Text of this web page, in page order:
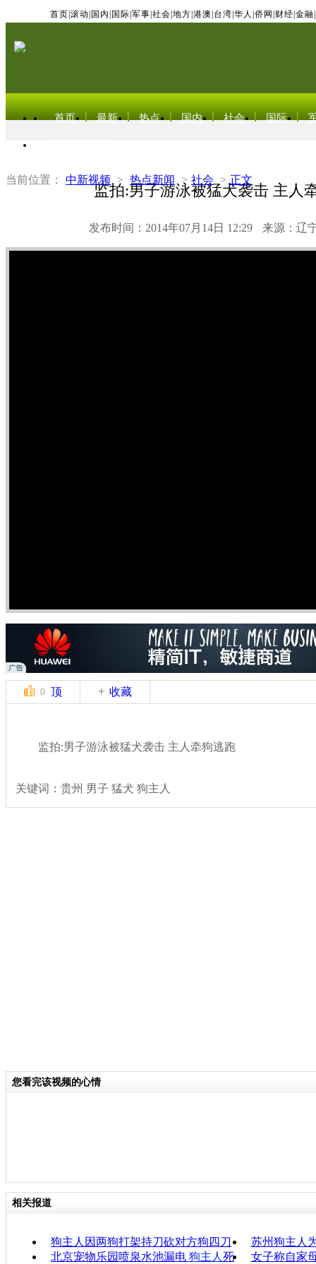
首页 滚动 国内 国际 军事 社会 地方 港澳 台湾 华人 侨网 财经 金融
首页 最新 热点 国内 社会 国际
当前位置： 中新视频 > 热点新闻 > 社会 > 正文
监拍:男子游泳被猛犬袭击 主人
发布时间：2014年07月14日 12:29 来源：辽
0 顶 收藏
监拍:男子游泳被猛犬袭击 主人牵狗逃跑
关键词：贵州 男子 猛犬 狗主人
您看完该视频的心情
相关报道
狗主人因两狗打架持刀砍对方狗四刀
苏州狗主人
北京宠物乐园喷泉水池漏电 狗主人 死
女子称自家